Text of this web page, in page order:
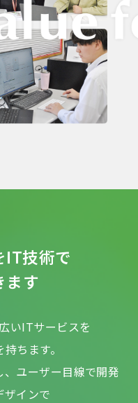
IT技術で
ます
いITサービスを
ちます。
ユーザー目線で開発
ザインで